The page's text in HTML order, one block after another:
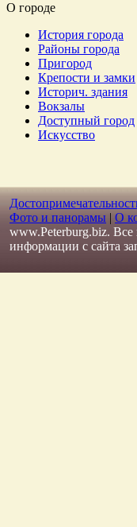
О городе
История города
Районы города
Пригород
Крепости и замки
Историч. здания
Вокзалы
Доступный город
Искусство
Фото и панорамы | О
www.Peterburg.biz.
информации с сайта